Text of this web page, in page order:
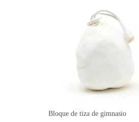
Bloque de tiza de gimnasio